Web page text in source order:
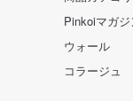
Pinkoiマガジ
ウォール
コラージュ